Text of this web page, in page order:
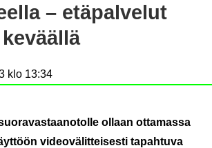
– etä­pal­ve­lut
klo 13:34
ol­laan ot­ta­mas­sa
vi­deo­vä­lit­tei­ses­ti ta­pah­tu­va